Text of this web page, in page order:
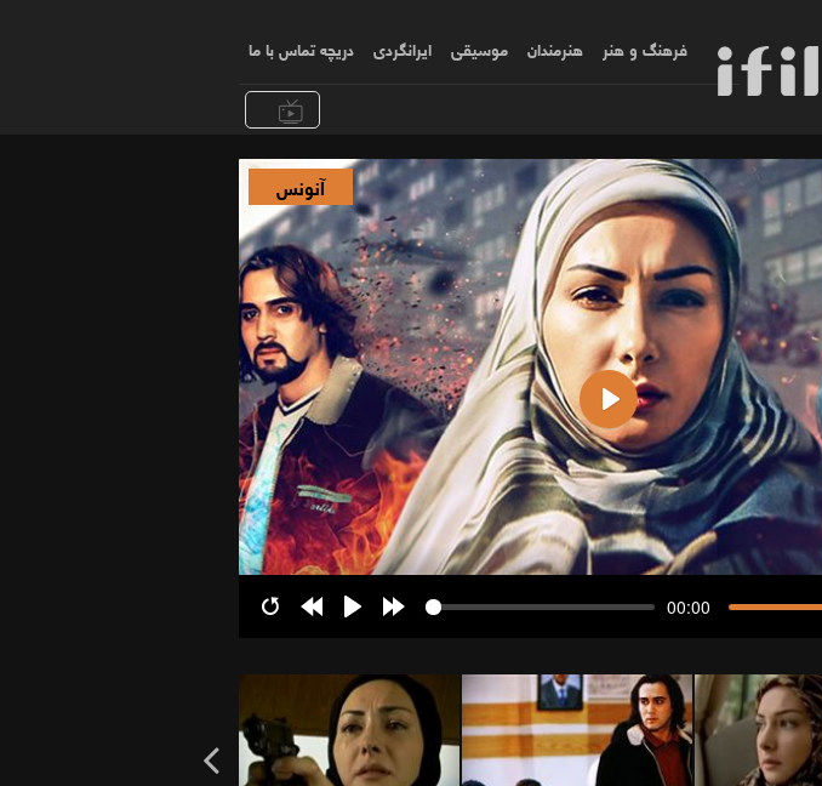
فرهنگ و هنر هنرمندان موسیقی ایرانگردی دریچه تماس با ما
00:00
Play
آنونس